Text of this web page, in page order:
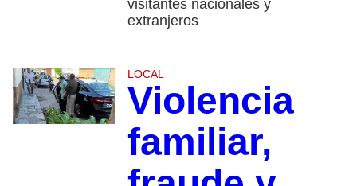
visitantes nacionales y
extranjeros
LOCAL
Violencia
familiar,